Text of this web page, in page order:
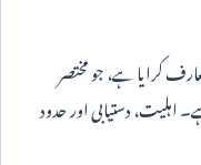
کرایا ہے، جو مختصر
دستیابی اور حدود